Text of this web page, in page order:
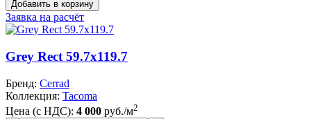
Заявка на расчёт
Grey Rect 59.7x119.7
Бренд: Cerrad
Коллекция: Tacoma
Цена (с НДС): 4 000 руб./м2